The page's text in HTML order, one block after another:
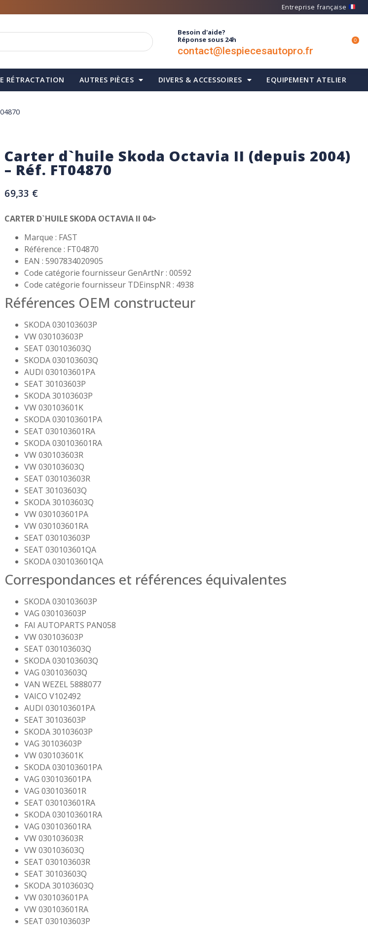
Entreprise française
Besoin d'aide?
Réponse sous 24h
contact@lespiecesautopro.fr
0
RÉTRACTATION AUTRES PIÈCES DIVERS & ACCESSOIRES EQUIPEMENT ATELIER
Carter d`huile Skoda Octavia II (depuis 2004)
– Réf. FT04870
69,33 €
CARTER D`HUILE SKODA OCTAVIA II 04>
Marque : FAST
Référence : FT04870
EAN : 5907834020905
Code catégorie fournisseur GenArtNr : 00592
Code catégorie fournisseur TDEinspNR : 4938
Références OEM constructeur
SKODA 030103603P
VW 030103603P
SEAT 030103603Q
SKODA 030103603Q
AUDI 030103601PA
SEAT 30103603P
SKODA 30103603P
VW 030103601K
SKODA 030103601PA
SEAT 030103601RA
SKODA 030103601RA
VW 030103603R
VW 030103603Q
SEAT 030103603R
SEAT 30103603Q
SKODA 30103603Q
VW 030103601PA
VW 030103601RA
SEAT 030103603P
SEAT 030103601QA
SKODA 030103601QA
Correspondances et références équivalentes
SKODA 030103603P
VAG 030103603P
FAI AUTOPARTS PAN058
VW 030103603P
SEAT 030103603Q
SKODA 030103603Q
VAG 030103603Q
VAN WEZEL 5888077
VAICO V102492
AUDI 030103601PA
SEAT 30103603P
SKODA 30103603P
VAG 30103603P
VW 030103601K
SKODA 030103601PA
VAG 030103601PA
VAG 030103601R
SEAT 030103601RA
SKODA 030103601RA
VAG 030103601RA
VW 030103603R
VW 030103603Q
SEAT 030103603R
SEAT 30103603Q
SKODA 30103603Q
VW 030103601PA
VW 030103601RA
SEAT 030103603P